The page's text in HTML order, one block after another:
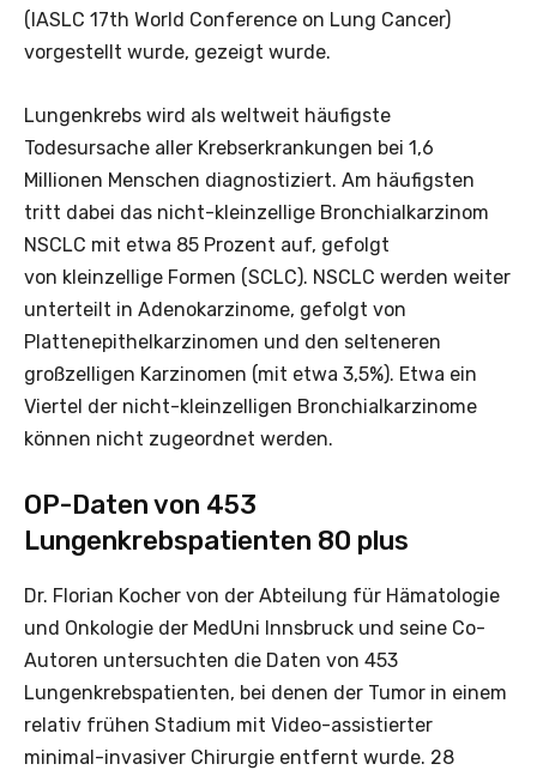
(IASLC 17th World Conference on Lung Cancer)
vorgestellt wurde, gezeigt wurde.
Lungenkrebs wird als weltweit häufigste
Todesursache aller Krebserkrankungen bei 1,6
Millionen Menschen diagnostiziert. Am häufigsten
tritt dabei das nicht-kleinzellige Bronchialkarzinom
NSCLC mit etwa 85 Prozent auf, gefolgt
von kleinzellige Formen (SCLC). NSCLC werden weiter
unterteilt in Adenokarzinome, gefolgt von
Plattenepithelkarzinomen und den selteneren
großzelligen Karzinomen (mit etwa 3,5%). Etwa ein
Viertel der nicht-kleinzelligen Bronchialkarzinome
können nicht zugeordnet werden.
OP-Daten von 453
Lungenkrebspatienten 80 plus
Dr. Florian Kocher von der Abteilung für Hämatologie
und Onkologie der MedUni Innsbruck und seine Co-
Autoren untersuchten die Daten von 453
Lungenkrebspatienten, bei denen der Tumor in einem
relativ frühen Stadium mit Video-assistierter
minimal-invasiver Chirurgie entfernt wurde. 28